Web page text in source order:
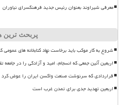
معرفی شیراوند بعنوان رئیس جدید فرهنگسرای نیاوران
پربحث ترین
شروع به کار موکب باید برخاست نهاد کتابخانه های عمومی
اربعین آئین جمعی که انسجام، امید و آزادگی را در
قراردادی که سرنوشت صنعت واکسن ایران را عوض کرد
اربعین تهدید جدی برای تمدن غرب است